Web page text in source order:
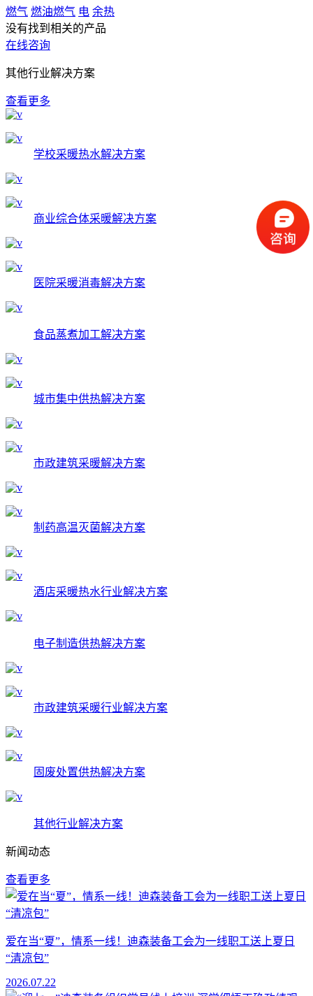
燃气 燃油燃气 电 余热
没有找到相关的产品
在线咨询
其他行业解决方案
查看更多
学校采暖热水解决方案
商业综合体采暖解决方案
医院采暖消毒解决方案
食品蒸煮加工解决方案
城市集中供热解决方案
市政建筑采暖解决方案
制药高温灭菌解决方案
酒店采暖热水行业解决方案
电子制造供热解决方案
市政建筑采暖行业解决方案
固废处置供热解决方案
其他行业解决方案
新闻动态
查看更多
爱在当“夏”，情系一线！迪森装备工会为一线职工送上夏日
“清凉包”
2026.07.22